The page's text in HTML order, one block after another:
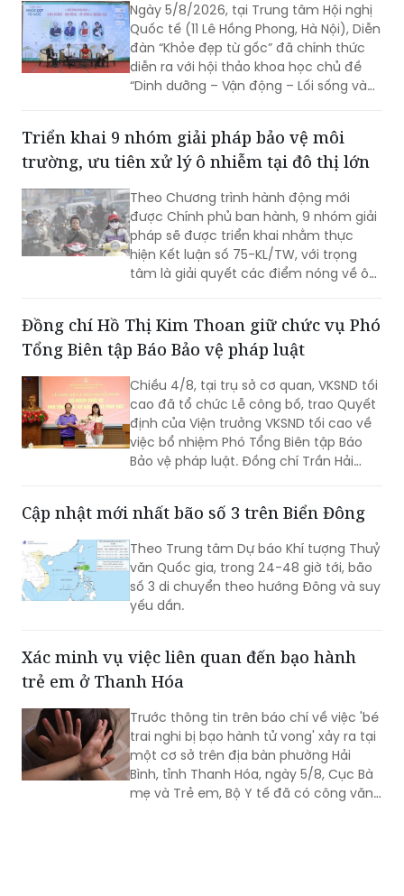
Ngày 5/8/2026, tại Trung tâm Hội nghị
Quốc tế (11 Lê Hồng Phong, Hà Nội), Diễn
đàn “Khỏe đẹp từ gốc” đã chính thức
diễn ra với hội thảo khoa học chủ đề
“Dinh dưỡng – Vận động – Lối sống và
chăm sóc sức khỏe toàn diện và lan
tỏa lối sống xanh cho người Việt.
Triển khai 9 nhóm giải pháp bảo vệ môi
trường, ưu tiên xử lý ô nhiễm tại đô thị lớn
Theo Chương trình hành động mới
được Chính phủ ban hành, 9 nhóm giải
pháp sẽ được triển khai nhằm thực
hiện Kết luận số 75-KL/TW, với trọng
tâm là giải quyết các điểm nóng về ô
với biến đổi khí hậu và thúc đẩy chuyển
đổi xanh.
Đồng chí Hồ Thị Kim Thoan giữ chức vụ Phó
Tổng Biên tập Báo Bảo vệ pháp luật
Chiều 4/8, tại trụ sở cơ quan, VKSND tối
cao đã tổ chức Lễ công bố, trao Quyết
định của Viện trưởng VKSND tối cao về
việc bổ nhiệm Phó Tổng Biên tập Báo
Bảo vệ pháp luật. Đồng chí Trần Hải
Ban chỉ đạo công tác tuyên truyền
và trao các quyết định tại buổi Lễ.
Cập nhật mới nhất bão số 3 trên Biển Đông
Theo Trung tâm Dự báo Khí tượng Thuỷ
văn Quốc gia, trong 24-48 giờ tới, bão
số 3 di chuyển theo hướng Đông và suy
yếu dần.
Xác minh vụ việc liên quan đến bạo hành
trẻ em ở Thanh Hóa
Trước thông tin trên báo chí về việc 'bé
trai nghi bị bạo hành tử vong' xảy ra tại
một cơ sở trên địa bàn phường Hải
Bình, tỉnh Thanh Hóa, ngày 5/8, Cục Bà
mẹ và Trẻ em, Bộ Y tế đã có công văn